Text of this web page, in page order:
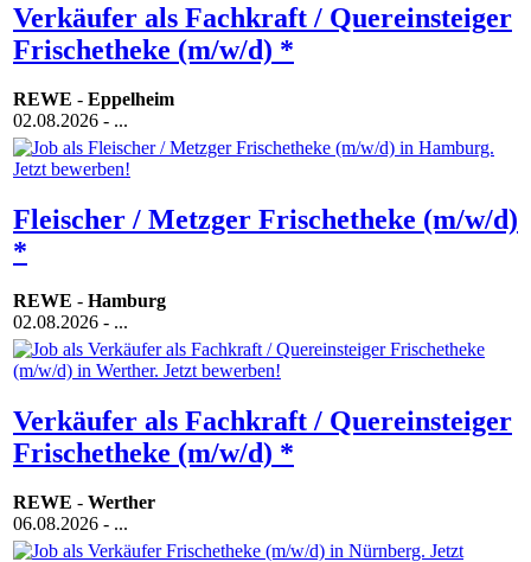
Verkäufer als Fachkraft / Quereinsteiger
Frischetheke (m/w/d) *
REWE - Eppelheim
02.08.2026 - ...
Fleischer / Metzger Frischetheke (m/w/d)
*
REWE - Hamburg
02.08.2026 - ...
Verkäufer als Fachkraft / Quereinsteiger
Frischetheke (m/w/d) *
REWE - Werther
06.08.2026 - ...